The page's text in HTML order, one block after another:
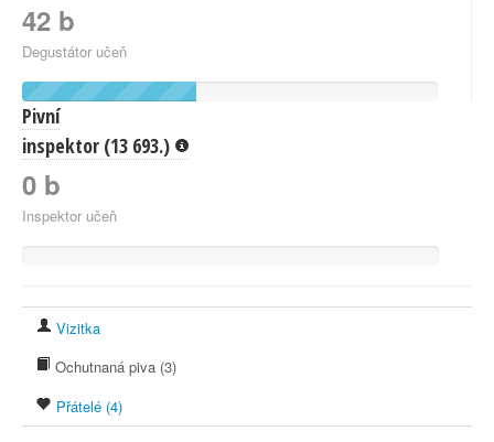
42 b
Degustátor učeň
Pivní
inspektor (13 693.)
0 b
Inspektor učeň
Vizitka
Ochutnaná piva (3)
Přátelé (4)